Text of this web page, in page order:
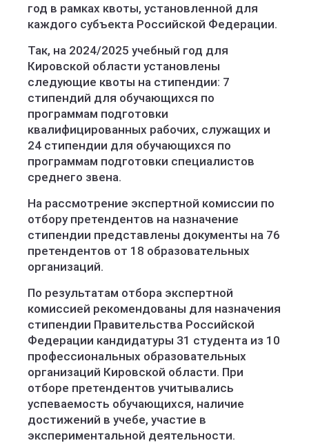
год в рамках квоты, установленной для
каждого субъекта Российской Федерации.
Так, на 2024/2025 учебный год для
Кировской области установлены
следующие квоты на стипендии: 7
стипендий для обучающихся по
программам подготовки
квалифицированных рабочих, служащих и
24 стипендии для обучающихся по
программам подготовки специалистов
среднего звена.
На рассмотрение экспертной комиссии по
отбору претендентов на назначение
стипендии представлены документы на 76
претендентов от 18 образовательных
организаций.
По результатам отбора экспертной
комиссией рекомендованы для назначения
стипендии Правительства Российской
Федерации кандидатуры 31 студента из 10
профессиональных образовательных
организаций Кировской области. При
отборе претендентов учитывались
успеваемость обучающихся, наличие
достижений в учебе, участие в
экспериментальной деятельности.